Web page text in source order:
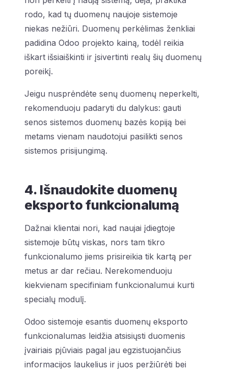
rodo, kad tų duomenų naujoje sistemoje
niekas nežiūri. Duomenų perkėlimas ženkliai
padidina Odoo projekto kainą, todėl reikia
iškart išsiaiškinti ir įsivertinti realų šių duomenų
poreikį.
Jeigu nusprėndėte senų duomenų neperkelti,
rekomenduoju padaryti du dalykus: gauti
senos sistemos duomenų bazės kopiją bei
metams vienam naudotojui pasilikti senos
sistemos prisijungimą.
4. Išnaudokite duomenų
eksporto funkcionalumą
Dažnai klientai nori, kad naujai įdiegtoje
sistemoje būtų viskas, nors tam tikro
funkcionalumo jiems prisireikia tik kartą per
metus ar dar rečiau. Nerekomenduoju
kiekvienam specifiniam funkcionalumui kurti
specialų modulį.
Odoo sistemoje esantis duomenų eksporto
funkcionalumas leidžia atsisiųsti duomenis
įvairiais pjūviais pagal jau egzistuojančius
informacijos laukelius ir juos peržiūrėti bei